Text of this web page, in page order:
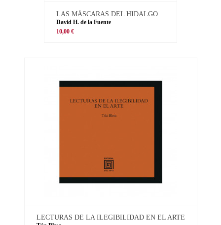
LAS MÁSCARAS DEL HIDALGO
David H. de la Fuente
10,00 €
LECTURAS DE LA ILEGIBILIDAD EN EL ARTE